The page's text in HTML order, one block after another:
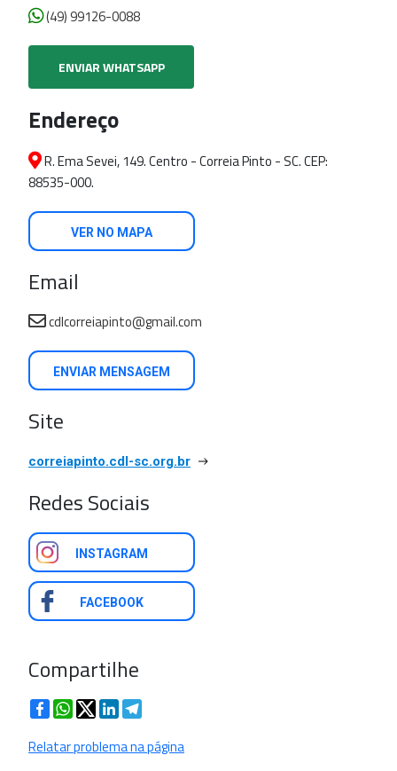
(49) 99126-0088
ENVIAR WHATSAPP
Endereço
R. Ema Sevei, 149. Centro - Correia Pinto - SC. CEP:
88535-000.
VER NO MAPA
Email
cdlcorreiapinto@gmail.com
ENVIAR MENSAGEM
Site
correiapinto.cdl-sc.org.br
Redes Sociais
INSTAGRAM
FACEBOOK
Compartilhe
FacebookWhatsApp
TwitterLinkedIn
Relatar problema na página